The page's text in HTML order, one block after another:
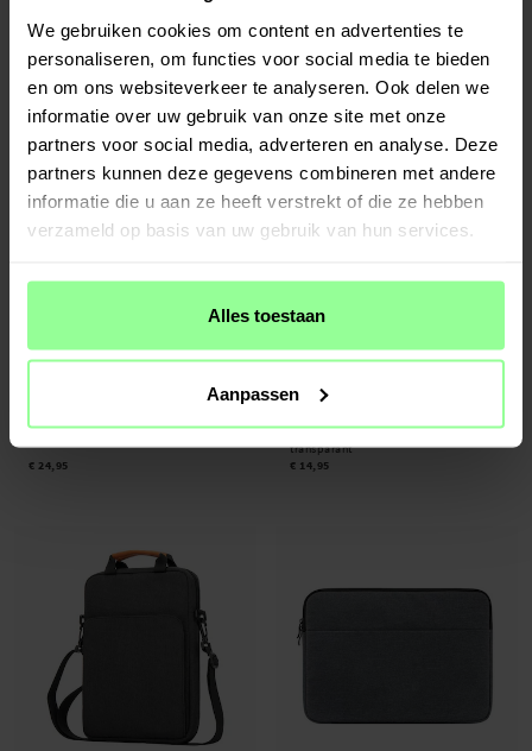
We gebruiken cookies om content en advertenties te
personaliseren, om functies voor social media te bieden
en om ons websiteverkeer te analyseren. Ook delen we
informatie over uw gebruik van onze site met onze
partners voor social media, adverteren en analyse. Deze
partners kunnen deze gegevens combineren met andere
informatie die u aan ze heeft verstrekt of die ze hebben
verzameld op basis van uw gebruik van hun services.
Alles toestaan
Aanpassen
Samsung Galaxy Tab S8 Plus Leren
vlinderhoesje Paars
€ 24,95
Samsung Galaxy Tab S8 Plus EVA-hoes
met handvat Blauw
met handvat Zwart
€ 24,95
Schokbestendige TPU hoesje
transparant
€ 14,95